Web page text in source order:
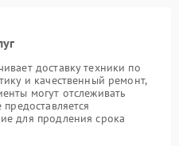
доставку техники по
и качественный ремонт,
могут отслеживать
для продления срока